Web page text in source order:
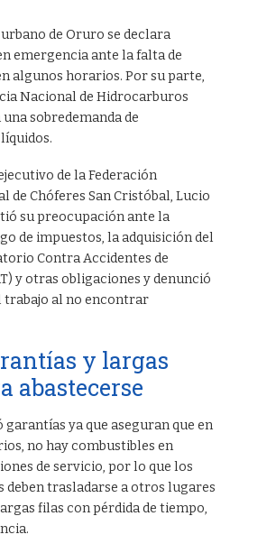
de Oruro se declara
emergencia ante la falta de
algunos horarios. Por su parte,
Nacional de Hidrocarburos
sobredemanda de
de la Federación
de Chóferes San Cristóbal, Lucio
su preocupación ante la
de impuestos, la adquisición del
Contra Accidentes de
y otras obligaciones y denunció
trabajo al no encontrar
y largas
abastecerse
ya que aseguran que en
no hay combustibles en
de servicio, por lo que los
trasladarse a otros lugares
filas con pérdida de tiempo,